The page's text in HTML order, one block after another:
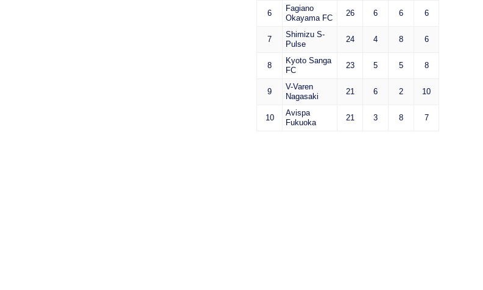
6
Fagiano
Okayama FC
26 6 6 6
7
Shimizu S-
Pulse
24 4 8 6
8
Kyoto Sanga
FC
23 5 5 8
9
V-Varen
Nagasaki
21 6 2 10
10
Avispa
Fukuoka
21 3 8 7